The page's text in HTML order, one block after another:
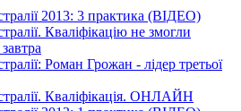
2013: 3 практика (ВІДЕО)
Кваліфікацію не змогли
Роман Грожан - лідер третьої
Кваліфікація. ОНЛАЙН